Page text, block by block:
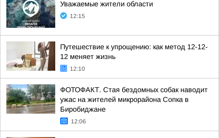
Уважаемые жители области
12:15
Путешествие к упрощению: как метод 12-12-
12 меняет жизнь
12:10
ФОТОФАКТ. Стая бездомных собак наводит
ужас на жителей микрорайона Сопка в
Биробиджане
12:06